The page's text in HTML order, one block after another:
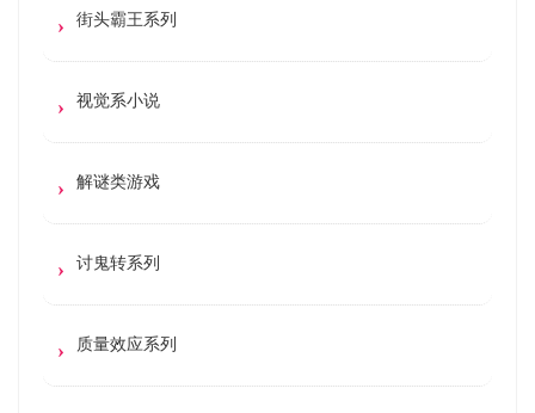
街头霸王系列
视觉系小说
解谜类游戏
讨鬼转系列
质量效应系列